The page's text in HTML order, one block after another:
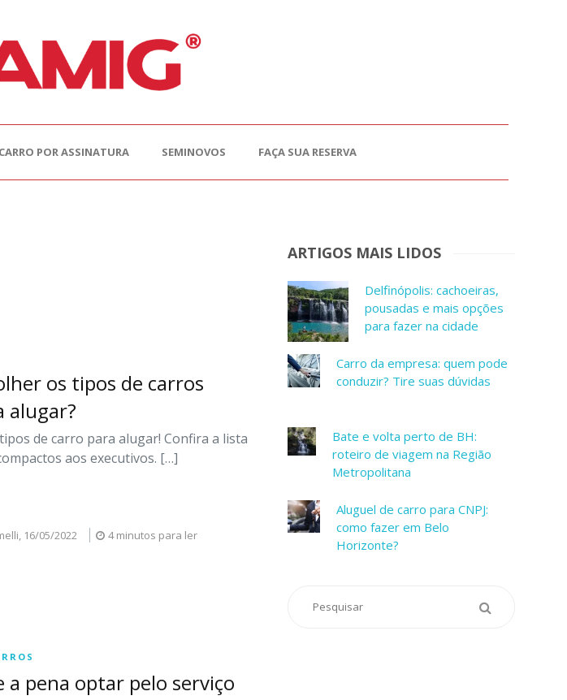
CARRO POR ASSINATURA SEMINOVOS FAÇA SUA RESERVA
os tipos de carros
alugar?
de carro para alugar! Confira a lista
aos executivos. […]
16/05/2022 4 minutos para ler
a pena optar pelo serviço
ARTIGOS MAIS LIDOS
Delfinópolis: cachoeiras,
pousadas e mais opções
para fazer na cidade
Carro da empresa: quem pode
conduzir? Tire suas dúvidas
Bate e volta perto de BH:
roteiro de viagem na Região
Metropolitana
Aluguel de carro para CNPJ:
como fazer em Belo
Horizonte?